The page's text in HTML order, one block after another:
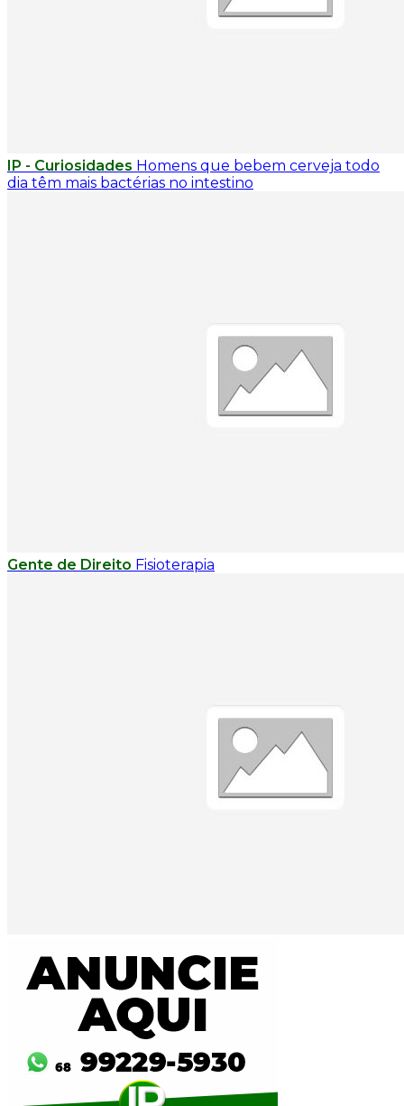
IP - Curiosidades Homens que bebem cerveja todo
dia têm mais bactérias no intestino
Gente de Direito Fisioterapia